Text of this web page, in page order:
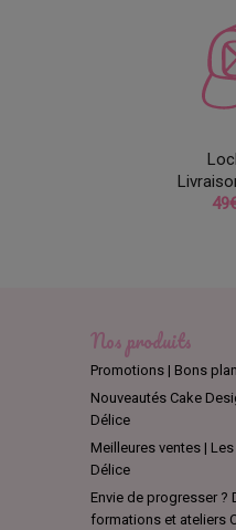
Nos produits
Promotions | Bons
Nouveautés Cake
Délice
Meilleures ventes |
Délice
Envie de progresser ?
formations et ateliers